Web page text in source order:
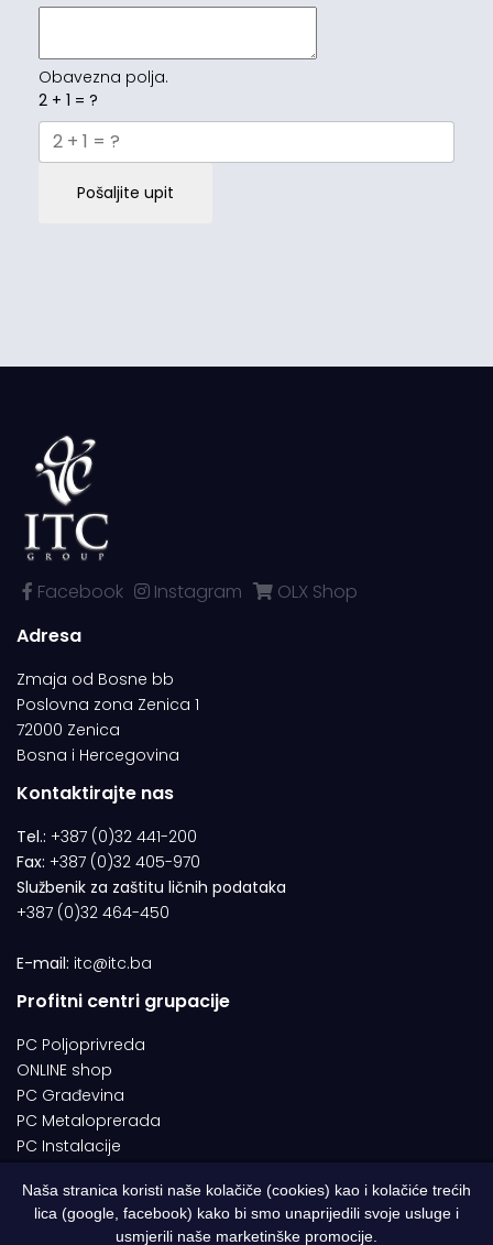
Obavezna polja.
2 + 1 = ?
Pošaljite upit
Facebook Instagram
OLX Shop
Adresa
Zmaja od Bosne bb
Poslovna zona Zenica 1
72000 Zenica
Bosna i Hercegovina
Kontaktirajte nas
Tel.: +387 (0)32 441-200
Fax: +387 (0)32 405-970
Službenik za zaštitu ličnih podataka
+387 (0)32 464-450
E-mail: itc@itc.ba
Profitni centri grupacije
PC Poljoprivreda
ONLINE shop
PC Građevina
PC Metaloprerada
PC Instalacije
© 1994-2026 | ITC d.o.o. Zenica. Sva prava pridržana | Designed by
Naša stranica koristi naše kolačiče (cookies) kao i kolačiće trećih
lica (google, facebook) kako bi smo unaprijedili svoje usluge i
usmjerili naše marketinške promocije.